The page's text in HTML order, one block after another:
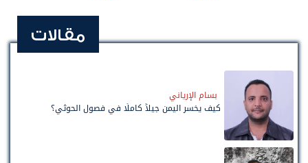
مقالات
بسام الإرياني
كيف يخسر اليمن جيلاً كاملًا في فصول الحوثي؟